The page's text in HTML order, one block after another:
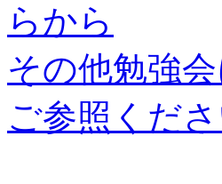
らから
その他勉強
ご参照くだ